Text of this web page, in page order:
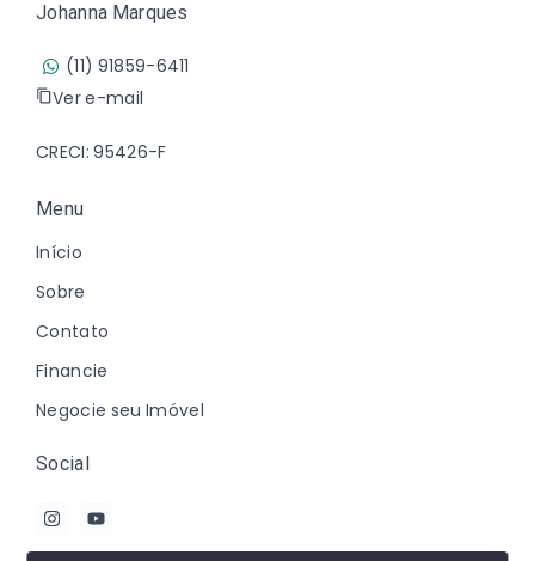
Johanna Marques
(11) 91859-6411
Ver e-mail
CRECI: 95426-F
Menu
Início
Sobre
Contato
Financie
Negocie seu Imóvel
Social